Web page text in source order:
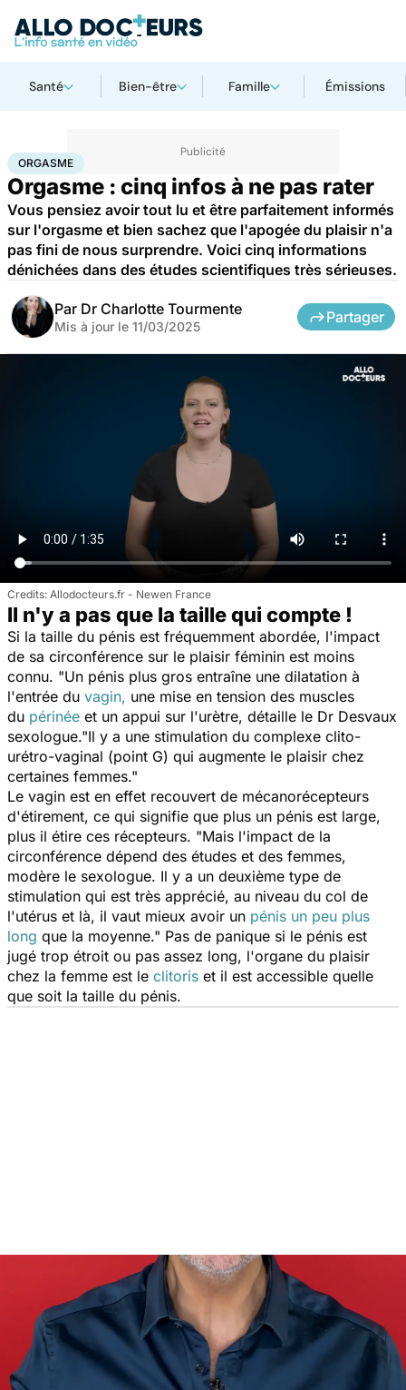
Santé Bien-être Famille Émissions
AccueilBien-être
ORGASME
Orgasme : cinq infos à ne pas rater
Vous pensiez avoir tout lu et être parfaitement informés
sur l'orgasme et bien sachez que l'apogée du plaisir n'a
pas fini de nous surprendre. Voici cinq informations
dénichées dans des études scientifiques très sérieuses.
Par Dr Charlotte Tourmente
Mis à jour le 11/03/2025
Partager
Allodocteurs.fr - Newen France
Il n'y a pas que la taille qui compte !
Si la taille du pénis est fréquemment abordée, l'impact
de sa circonférence sur le plaisir féminin est moins
connu. "Un pénis plus gros entraîne une dilatation à
l'entrée du vagin, une mise en tension des muscles
du périnée et un appui sur l'urètre, détaille le Dr Desvaux
sexologue."Il y a une stimulation du complexe clito-
urétro-vaginal (point G) qui augmente le plaisir chez
certaines femmes."
Le vagin est en effet recouvert de mécanorécepteurs
d'étirement, ce qui signifie que plus un pénis est large,
plus il étire ces récepteurs. "Mais l'impact de la
circonférence dépend des études et des femmes,
modère le sexologue. Il y a un deuxième type de
stimulation qui est très apprécié, au niveau du col de
l'utérus et là, il vaut mieux avoir un pénis un peu plus
long que la moyenne." Pas de panique si le pénis est
jugé trop étroit ou pas assez long, l'organe du plaisir
chez la femme est le clitoris et il est accessible quelle
que soit la taille du pénis.